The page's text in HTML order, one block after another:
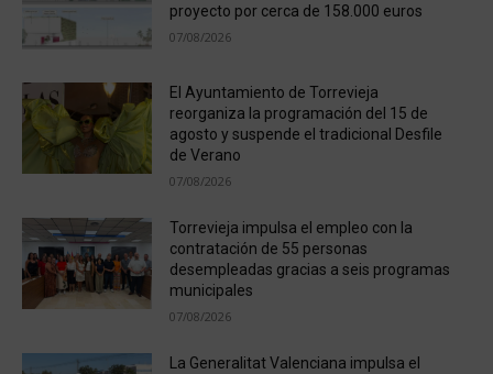
proyecto por cerca de 158.000 euros
07/08/2026
El Ayuntamiento de Torrevieja
reorganiza la programación del 15 de
agosto y suspende el tradicional Desfile
de Verano
07/08/2026
Torrevieja impulsa el empleo con la
contratación de 55 personas
desempleadas gracias a seis programas
municipales
07/08/2026
La Generalitat Valenciana impulsa el